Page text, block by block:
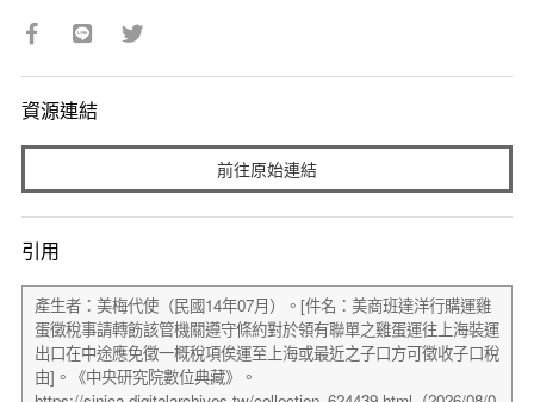
資源連結
前往原始連結
引用